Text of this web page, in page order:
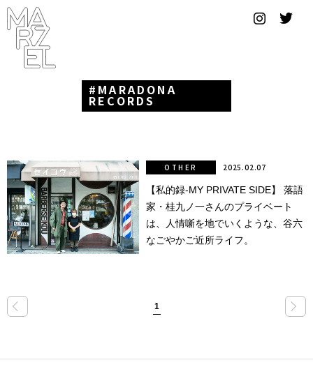
フィ
デザ
ナー
ー
プール
スーツ
ンテ
写真
MARADONA
RECORDS
【私的録-MY PRIVATE SIDE】 落語
家・桂九ノ一さんのプライベート
は、人情噺を地でいくような、谷六
なごやかご近所ライフ。
OTHER 2025.02.07
« 1 »